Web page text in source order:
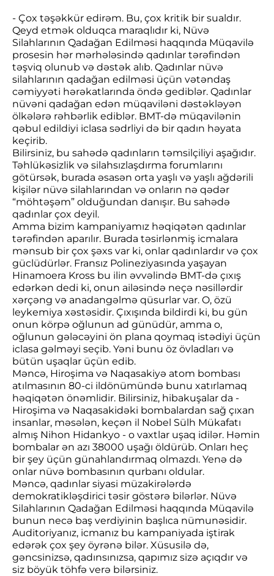
- Çox təşəkkür edirəm. Bu, çox kritik bir sualdır.
Qeyd etmək olduqca maraqlıdır ki, Nüvə
Silahlarının Qadağan Edilməsi haqqında Müqavilə
prosesin hər mərhələsində qadınlar tərəfindən
təşviq olunub və dəstək alıb. Qadınlar nüvə
silahlarının qadağan edilməsi üçün vətəndaş
cəmiyyəti hərəkatlarında öndə gediblər. Qadınlar
nüvəni qadağan edən müqaviləni dəstəkləyən
ölkələrə rəhbərlik ediblər. BMT-də müqavilənin
qəbul edildiyi iclasa sədrliyi də bir qadın həyata
keçirib.
Bilirsiniz, bu sahədə qadınların təmsilçiliyi aşağıdır.
Təhlükəsizlik və silahsızlaşdırma forumlarını
götürsək, burada əsasən orta yaşlı və yaşlı ağdərili
kişilər nüvə silahlarından və onların nə qədər
“möhtəşəm” olduğundan danışır. Bu sahədə
qadınlar çox deyil.
Amma bizim kampaniyamız həqiqətən qadınlar
tərəfindən aparılır. Burada təsirlənmiş icmalara
mənsub bir çox şəxs var ki, onlar qadınlardır və çox
güclüdürlər. Fransız Polineziyasında yaşayan
Hinamoera Kross bu ilin əvvəlində BMT-də çıxış
edərkən dedi ki, onun ailəsində neçə nəsillərdir
xərçəng və anadangəlmə qüsurlar var. O, özü
leykemiya xəstəsidir. Çıxışında bildirdi ki, bu gün
onun körpə oğlunun ad günüdür, amma o,
oğlunun gələcəyini ön plana qoymaq istədiyi üçün
iclasa gəlməyi seçib. Yəni bunu öz övladları və
bütün uşaqlar üçün edib.
Məncə, Hiroşima və Naqasakiyə atom bombası
atılmasının 80-ci ildönümündə bunu xatırlamaq
həqiqətən önəmlidir. Bilirsiniz, hibakuşalar da -
Hiroşima və Naqasakidəki bombalardan sağ çıxan
insanlar, məsələn, keçən il Nobel Sülh Mükafatı
almış Nihon Hidankyo - o vaxtlar uşaq idilər. Həmin
bombalar ən azı 38000 uşağı öldürüb. Onları heç
bir şey üçün günahlandırmaq olmazdı. Yenə də
onlar nüvə bombasının qurbanı oldular.
Məncə, qadınlar siyasi müzakirələrdə
demokratikləşdirici təsir göstərə bilərlər. Nüvə
Silahlarının Qadağan Edilməsi haqqında Müqavilə
bunun necə baş verdiyinin başlıca nümunəsidir.
Auditoriyanız, icmanız bu kampaniyada iştirak
edərək çox şey öyrənə bilər. Xüsusilə də,
gəncsinizsə, qadınsınızsa, qapımız sizə açıqdır və
siz böyük töhfə verə bilərsiniz.